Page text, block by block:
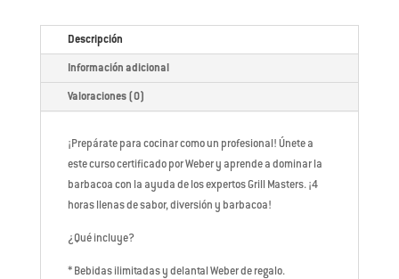
cantidad
Descripción
Información adicional
Valoraciones (0)
¡Prepárate para cocinar como un profesional! Únete a
este curso certificado por Weber y aprende a dominar la
barbacoa con la ayuda de los expertos Grill Masters. ¡4
horas llenas de sabor, diversión y barbacoa!
¿Qué incluye?
* Bebidas ilimitadas y delantal Weber de regalo.